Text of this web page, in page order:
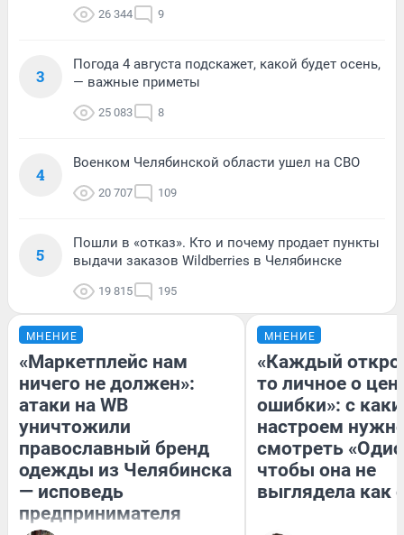
26 344 9
3
Погода 4 августа подскажет, какой будет осень,
— важные приметы
25 083 8
4
Военком Челябинской области ушел на СВО
20 707 109
5
Пошли в «отказ». Кто и почему продает пункты
выдачи заказов Wildberries в Челябинске
19 815 195
МНЕНИЕ
«Маркетплейс нам
ничего не должен»:
атаки на WB
уничтожили
православный бренд
одежды из Челябинска
— исповедь
предпринимателя
МНЕНИЕ
«Каждый
то личное о
ошибки»: с
настроем
смотреть
чтобы она не
выглядела как